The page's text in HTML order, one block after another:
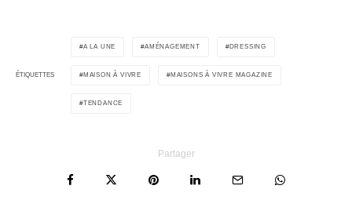
ÉTIQUETTES
A LA UNE AMÉNAGEMENT DRESSING
MAISON À VIVRE MAISONS À VIVRE MAGAZINE
TENDANCE
Partager